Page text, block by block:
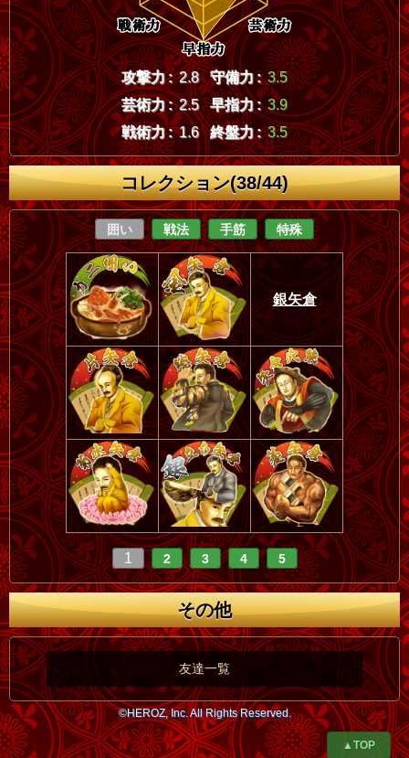
攻撃力 : 2.8 守備力 : 3.5
芸術力 : 2.5 早指力 : 3.9
戦術力 : 1.6 終盤力 : 3.5
コレクション(38/44)
囲い 戦法 手筋 特殊
銀矢倉
1 2 3 4 5
その他
友達一覧
©HEROZ, Inc. All Rights Reserved.
▲TOP